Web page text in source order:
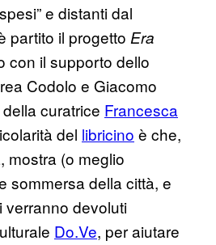
e distanti dal
partito il progetto Era
con il supporto dello
Codolo e Giacomo
curatrice Francesca
del libricino è che,
mostra (o meglio
sommersa della città, e
verranno devoluti
Do.Ve, per aiutare